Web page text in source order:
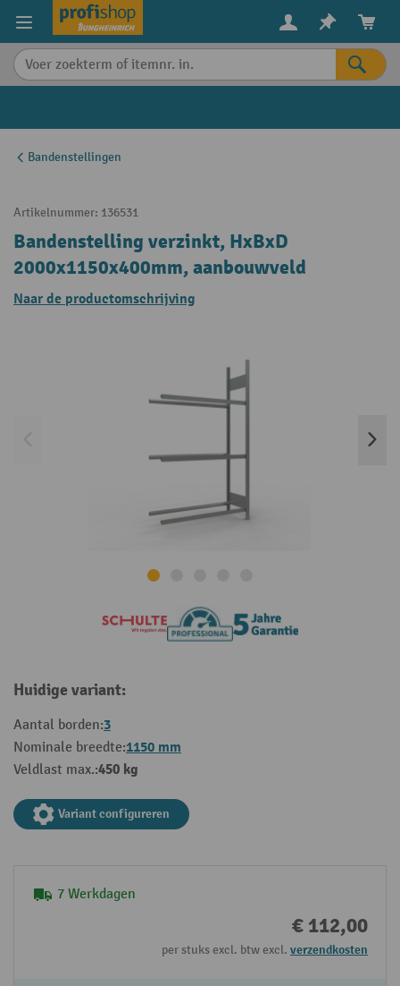
content
Bandenstellingen
Artikelnummer: 136531
Bandenstelling verzinkt, HxBxD
2000x1150x400mm, aanbouwveld
Naar de productomschrijving
Huidige variant:
Aantal borden:3
Nominale breedte:1150 mm
Veldlast max.:450 kg
Variant configureren
7 Werkdagen
€ 112,00
per stuks excl. btw excl. verzendkosten